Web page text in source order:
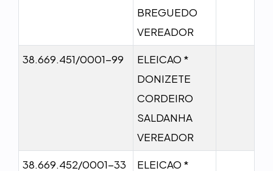
BREGUEDO
VEREADOR
38.669.451/0001-99
ELEICAO *
DONIZETE
CORDEIRO
SALDANHA
VEREADOR
38.669.452/0001-33
ELEICAO *